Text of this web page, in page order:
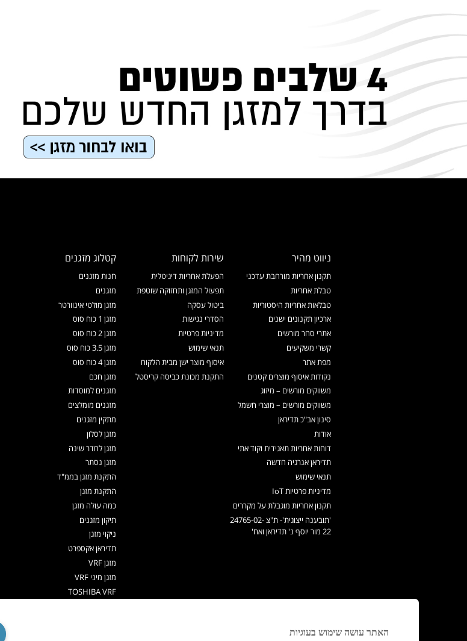
ניווט מהיר
תקנון אחריות מורחבת עדכני
טבלת אחריות
טבלאות אחריות היסטוריות
ארכיון תקנונים ישנים
אתרי סחר מורשים
קשרי משקיעים
מפת אתר
נקודות איסוף מוצרים קטנים
משווקים מורשים – מיזוג
משווקים מורשים – מוצרי חשמל
סינון אב"כ תדיראן
אודות
דוחות אחריות תאגידית וקוד אתי
תדיראן אנרגיה חדשה
תנאי שימוש
מדיניות פרטיות IoT
תקנון אחריות מוגבלת על מקררים
'תובענה ייצוגית'- ת"צ 24765-02-
22 מור יוסף נ' תדיראן ואח'
שירות לקוחות
הפעלת אחריות דיגיטלית
תפעול המזגן ותחזוקה שוטפת
ביטול עסקה
הסדרי נגישות
מדיניות פרטיות
תנאי שימוש
איסוף מוצר ישן מבית הלקוח
התקנת מכונת כביסה קריסטל
קטלוג מזגנים
חנות מזגנים
מזגנים
מזגן מולטי אינוורטר
מזגן 1 כוח סוס
מזגן 2 כוח סוס
מזגן 3.5 כוח סוס
מזגן 4 כוח סוס
מזגן חכם
מזגנים למוסדות
מזגנים מומלצים
מתקין מזגנים
מזגן לסלון
מזגן לחדר שינה
מזגן נסתר
התקנת מזגן בממ"ד
התקנת מזגן
כמה עולה מזגן
תיקון מזגנים
ניקוי מזגן
תדיראן אקספרט
מזגן VRF
מזגן מיני VRF
TOSHIBA VRF
האתר עושה שימוש בעוגיות